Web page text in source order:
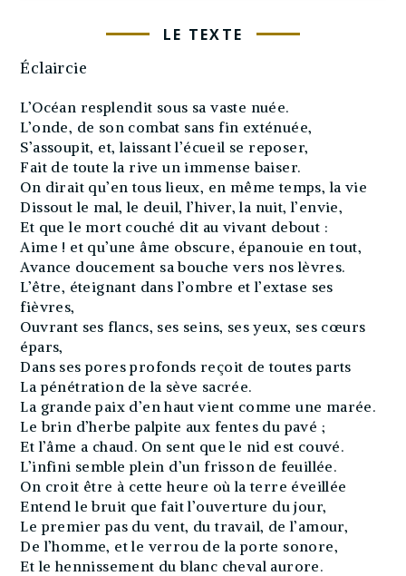
LE TEXTE
Éclaircie
L’Océan resplendit sous sa vaste nuée.
L’onde, de son combat sans fin exténuée,
S’assoupit, et, laissant l’écueil se reposer,
Fait de toute la rive un immense baiser.
On dirait qu’en tous lieux, en même temps, la vie
Dissout le mal, le deuil, l’hiver, la nuit, l’envie,
Et que le mort couché dit au vivant debout :
Aime ! et qu’une âme obscure, épanouie en tout,
Avance doucement sa bouche vers nos lèvres.
L’être, éteignant dans l’ombre et l’extase ses
fièvres,
Ouvrant ses flancs, ses seins, ses yeux, ses cœurs
épars,
Dans ses pores profonds reçoit de toutes parts
La pénétration de la sève sacrée.
La grande paix d’en haut vient comme une marée.
Le brin d’herbe palpite aux fentes du pavé ;
Et l’âme a chaud. On sent que le nid est couvé.
L’infini semble plein d’un frisson de feuillée.
On croit être à cette heure où la terre éveillée
Entend le bruit que fait l’ouverture du jour,
Le premier pas du vent, du travail, de l’amour,
De l’homme, et le verrou de la porte sonore,
Et le hennissement du blanc cheval aurore.